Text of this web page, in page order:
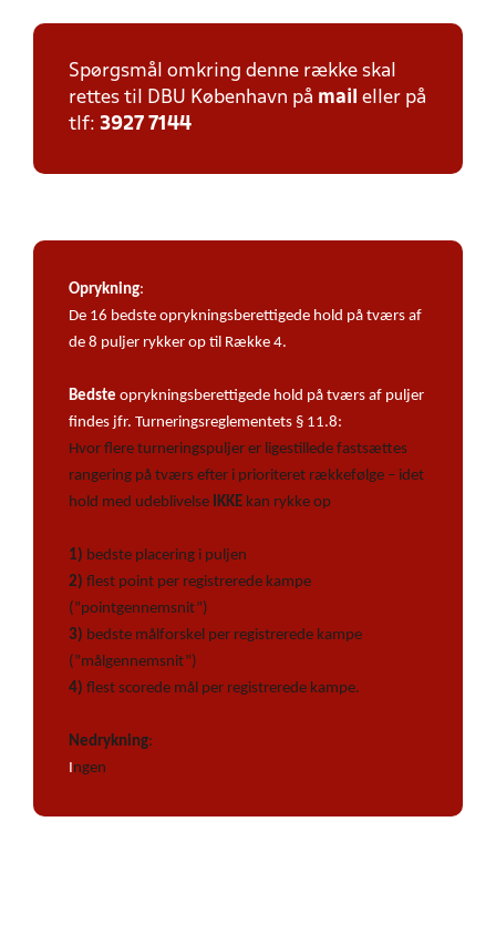
Spørgsmål omkring denne række skal
rettes til DBU København på mail eller på
tlf: 3927 7144
Oprykning:
De 16 bedste oprykningsberettigede hold på tværs af
de 8 puljer rykker op til Række 4.
Bedste oprykningsberettigede hold på tværs af puljer
findes jfr. Turneringsreglementets § 11.8:
Hvor flere turneringspuljer er ligestillede fastsættes
rangering på tværs efter i prioriteret rækkefølge – idet
hold med udeblivelse IKKE kan rykke op
1) bedste placering i puljen
2) flest point per registrerede kampe
(”pointgennemsnit”)
3) bedste målforskel per registrerede kampe
(”målgennemsnit”)
4) flest scorede mål per registrerede kampe.
Nedrykning:
Ingen